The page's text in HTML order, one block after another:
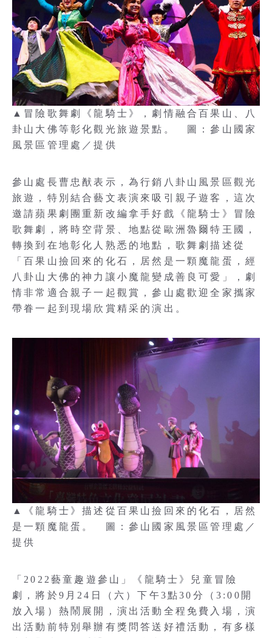
▲冒險歌舞劇《龍騎士》，劇情融合百果山、八
卦山大佛等彰化觀光旅遊景點。 圖：參山國家
風景區管理處／提供
參山處長曹忠猷表示，為行銷八卦山風景區觀光
旅遊，特別結合藝文表演來吸引親子遊客，這次
邀請蘋果劇團重新改編拿手好戲《龍騎士》冒險
歌舞劇，將時空背景、地點從歐洲魯爾特王國，
轉換到在地彰化人熟悉的地點，歌舞劇描述從
「百果山撿回來的化石，居然是一顆魔龍蛋，經
八卦山大佛的神力讓小魔龍變成善良可愛」，劇
情非常適合親子一起觀賞，參山處歡迎全家攜家
帶眷一起到現場欣賞精采的演出。
▲《龍騎士》描述從百果山撿回來的化石，居然
是一顆魔龍蛋。 圖：參山國家風景區管理處／
提供
「2022藝童趣遊參山」《龍騎士》兒童冒險
劇，將於9月24日（六）下午3點30分（3:00開
放入場）熱鬧展開，演出活動全程免費入場，演
出活動前特別舉辦有獎問答送好禮活動，有多樣